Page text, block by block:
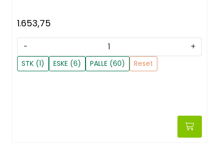
1.653,75
- +
STK (1) ESKE (6) PALLE (60) Reset